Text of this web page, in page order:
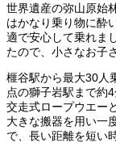
世界遺産の弥山原始
はかなり乗り物に酔
適で安心して乗れま
たので、小さなお子
榧谷駅から最大30人
点の獅子岩駅まで約4
交走式ロープウエー
大きな搬器を用い一
で、長い距離を短い